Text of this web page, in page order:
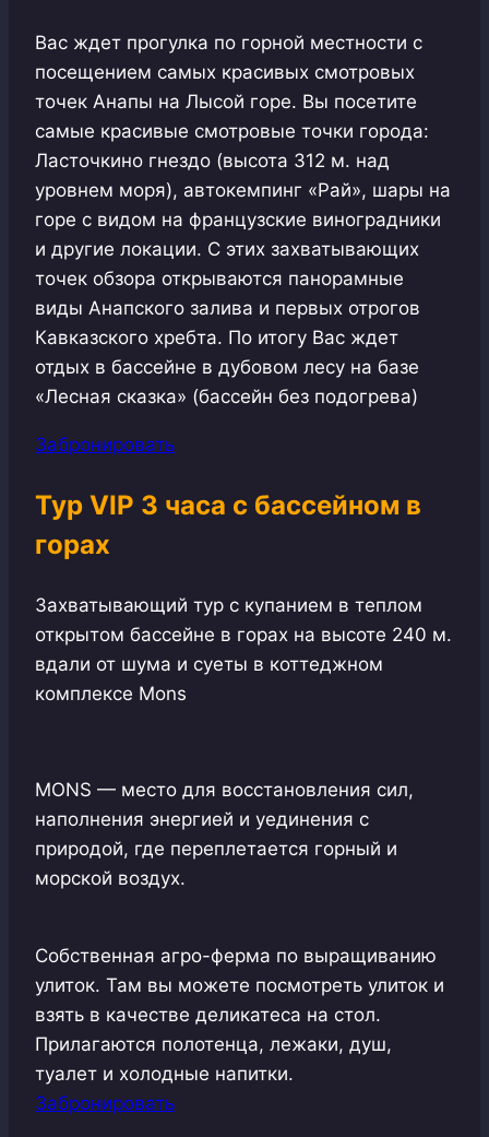
Вас ждет прогулка по горной местности с
посещением самых красивых смотровых
точек Анапы на Лысой горе. Вы посетите
самые красивые смотровые точки города:
Ласточкино гнездо (высота 312 м. над
уровнем моря), автокемпинг «Рай», шары на
горе с видом на французские виноградники
и другие локации. С этих захватывающих
точек обзора открываются панорамные
виды Анапского залива и первых отрогов
Кавказского хребта. По итогу Вас ждет
отдых в бассейне в дубовом лесу на базе
«Лесная сказка» (бассейн без подогрева)
Забронировать
Тур VIP 3 часа с бассейном в
горах
Захватывающий тур с купанием в теплом
открытом бассейне в горах на высоте 240 м.
вдали от шума и суеты в коттеджном
комплексе Mons
MONS — место для восстановления сил,
наполнения энергией и уединения с
природой, где переплетается горный и
морской воздух.
Собственная агро-ферма по выращиванию
улиток. Там вы можете посмотреть улиток и
взять в качестве деликатеса на стол.
Прилагаются полотенца, лежаки, душ,
туалет и холодные напитки.
Забронировать